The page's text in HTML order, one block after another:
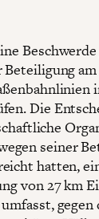
Beschwerde
Die
seiner
hatten,
von 27 km
gegen